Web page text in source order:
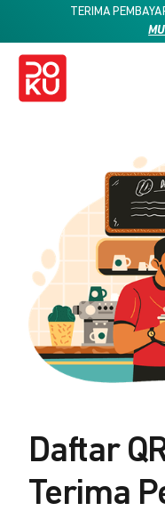
TERIMA
Daftar
Terima